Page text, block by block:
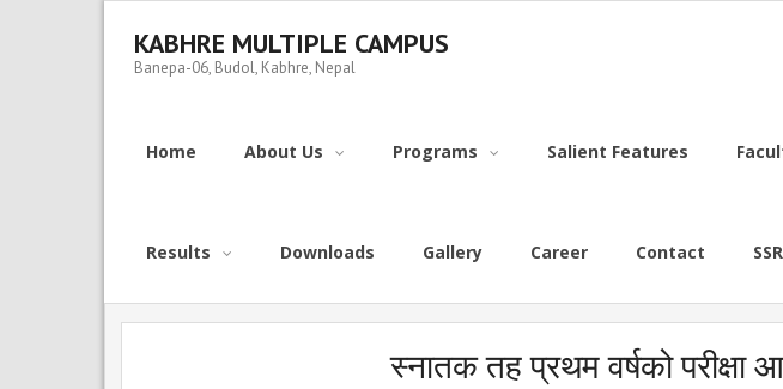
contentKABHRE MULTIPLE CAMPUS
Banepa-06, Budol, Kabhre, Nepal
Home About Us Programs Salient Features
Results Downloads Gallery Career Contact
स्नातक तह प्रथम वर्षको परीक्षा